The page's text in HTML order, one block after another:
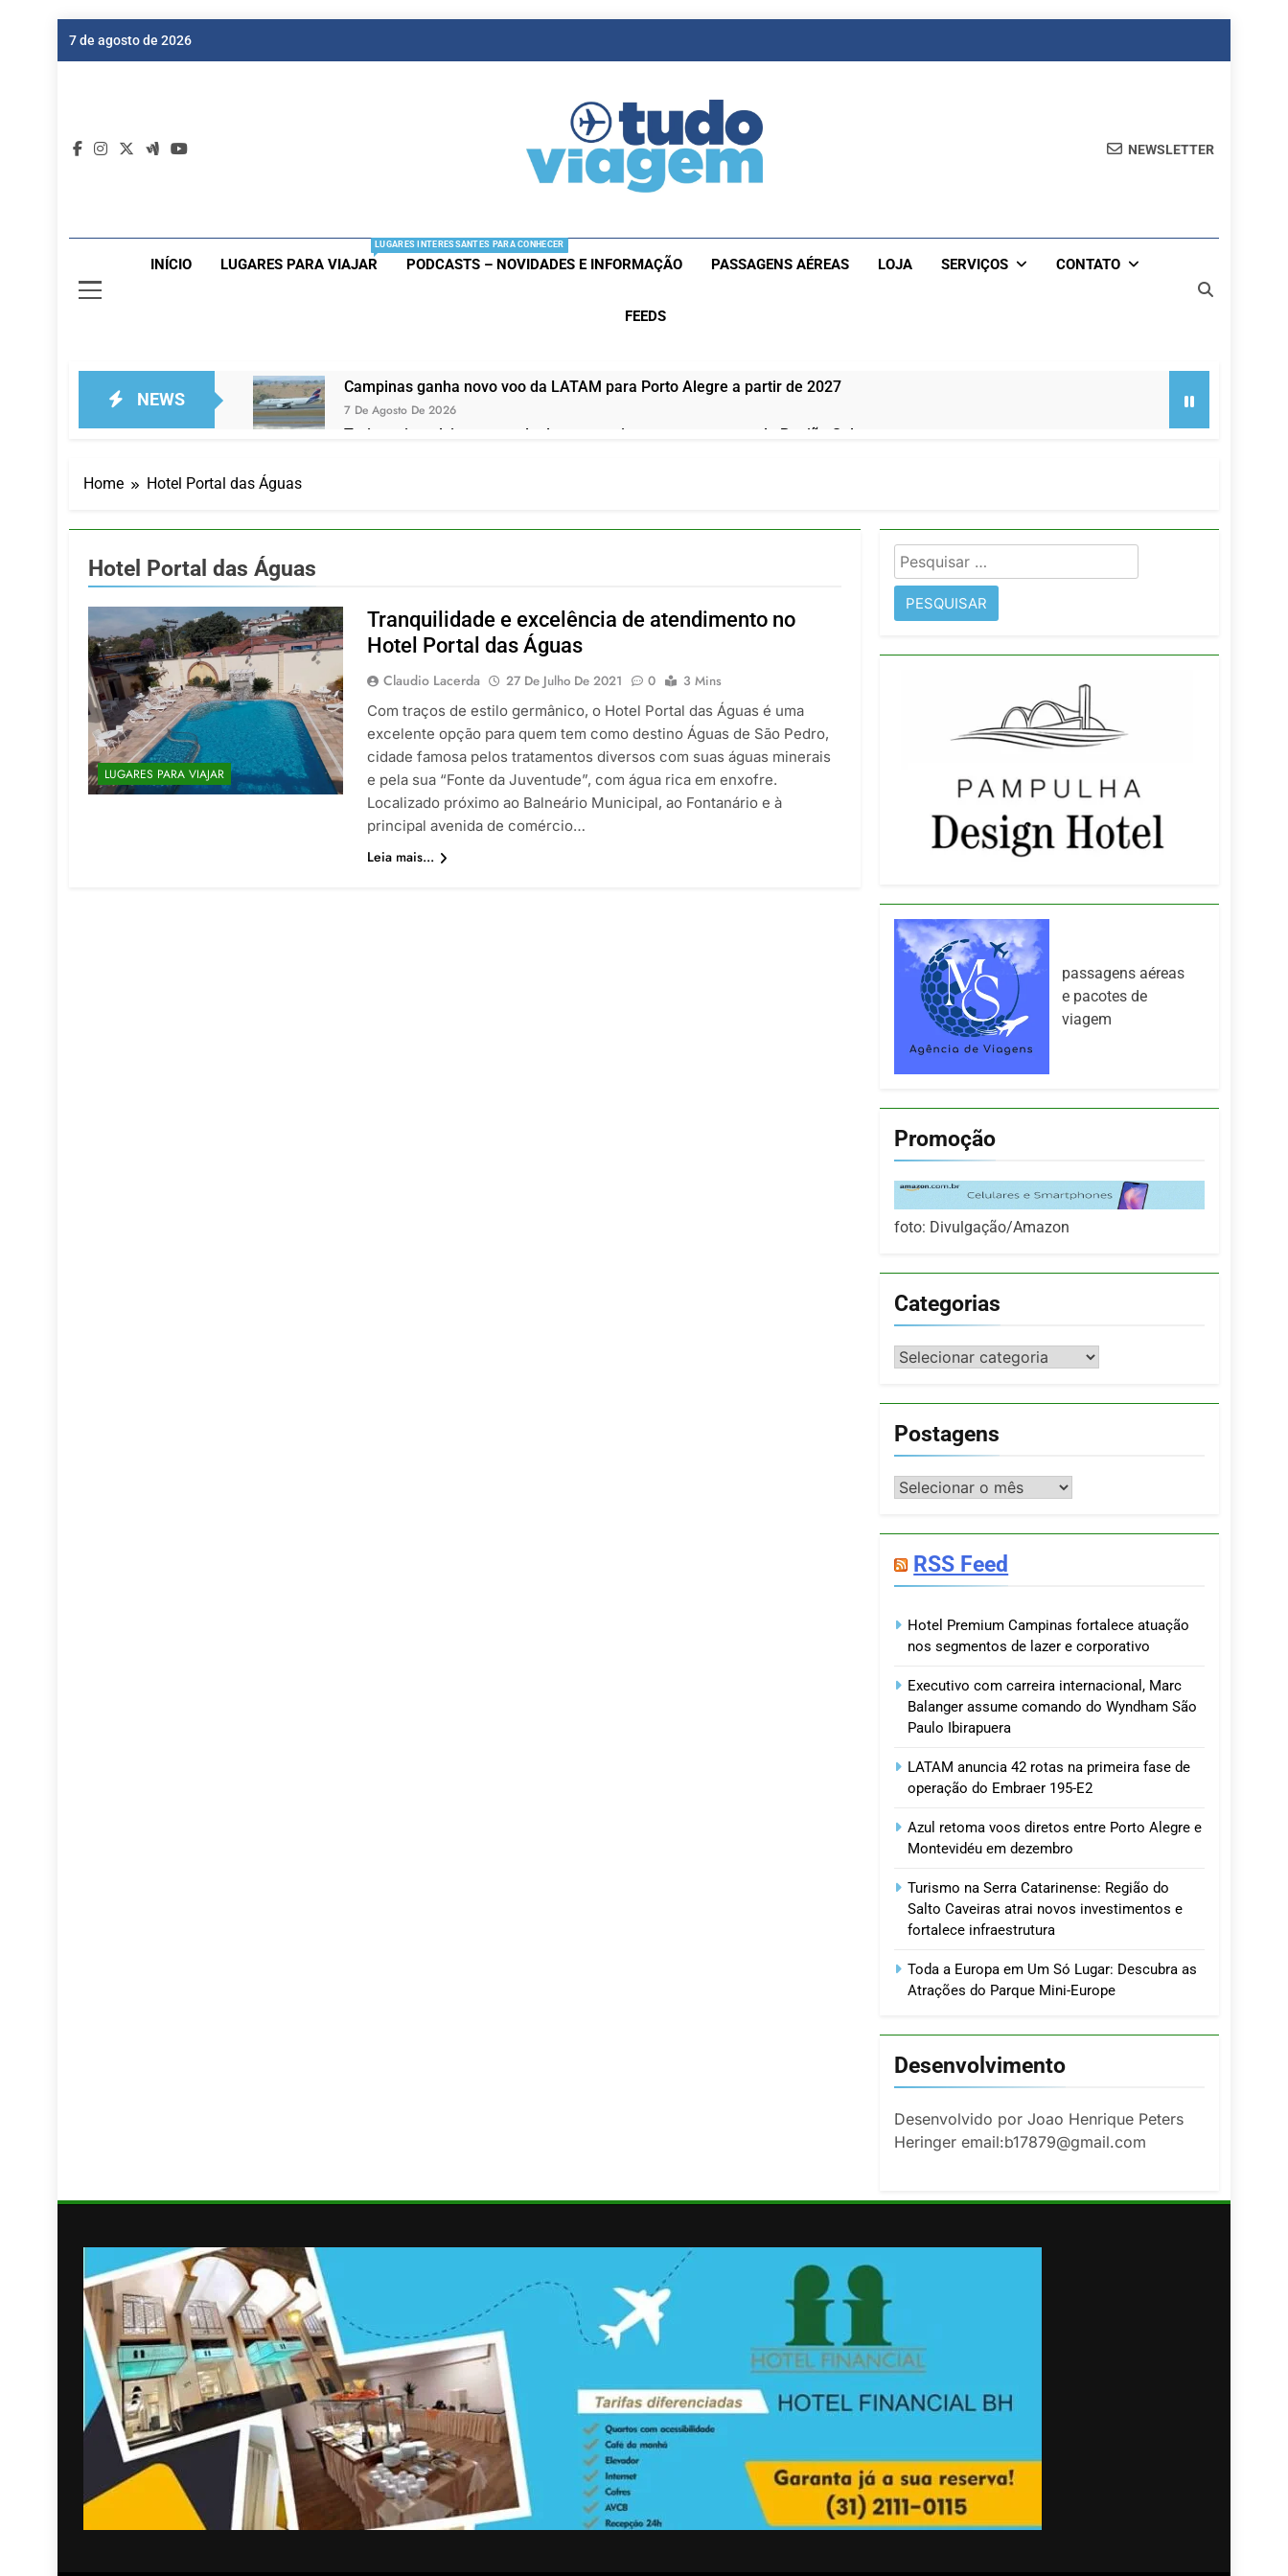
7 de agosto de 2026
NEWSLETTER
INÍCIO LUGARES PARA VIAJAR
LUGARES INTERESSANTES PARA CONHECER
PODCASTS – NOVIDADES E INFORMAÇÃO PASSAGENS AÉREAS LOJA SERVIÇOS CONTATO
FEEDS
NEWS
Campinas ganha novo voo da LATAM para Porto Alegre a partir de 2027
7 De Agosto De 2026
Turismo impulsiona recorde de passageiros nos aeroportos da Região Sul
Executivo com carreira internacional, Marc Balanger assume comando do Wyndham São Paulo Ibirapuera
Azul retoma voos diretos entre Porto Alegre e Montevidéu em dezembro
5 De Agosto De 2026
Home Hotel Portal das Águas
Hotel Portal das Águas
LUGARES PARA VIAJAR
Tranquilidade e excelência de atendimento no
Hotel Portal das Águas
Claudio Lacerda 27 De Julho De 2021 0
3 Mins
Com traços de estilo germânico, o Hotel Portal das Águas é uma
excelente opção para quem tem como destino Águas de São Pedro,
cidade famosa pelos tratamentos diversos com suas águas minerais
e pela sua “Fonte da Juventude”, com água rica em enxofre.
Localizado próximo ao Balneário Municipal, ao Fontanário e à
principal avenida de comércio…
Leia mais...
Pesquisar
por:
passagens aéreas
e pacotes de
viagem
Promoção
foto: Divulgação/Amazon
Categorias
Categorias
Postagens
Postagens
RSS Feed
Hotel Premium Campinas fortalece atuação
nos segmentos de lazer e corporativo
Executivo com carreira internacional, Marc
Balanger assume comando do Wyndham São
Paulo Ibirapuera
LATAM anuncia 42 rotas na primeira fase de
operação do Embraer 195-E2
Azul retoma voos diretos entre Porto Alegre e
Montevidéu em dezembro
Turismo na Serra Catarinense: Região do
Salto Caveiras atrai novos investimentos e
fortalece infraestrutura
Toda a Europa em Um Só Lugar: Descubra as
Atrações do Parque Mini-Europe
Desenvolvimento
Desenvolvido por Joao Henrique Peters
Heringer email:b17879@gmail.com